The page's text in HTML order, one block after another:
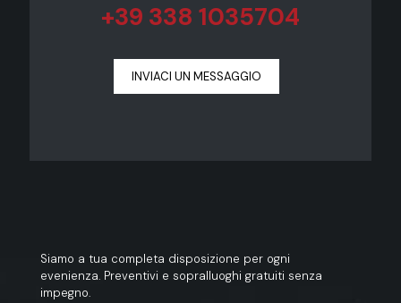
+39 338 1035704
INVIACI UN MESSAGGIO
Siamo a tua completa disposizione per ogni
evenienza. Preventivi e sopralluoghi gratuiti senza
impegno.